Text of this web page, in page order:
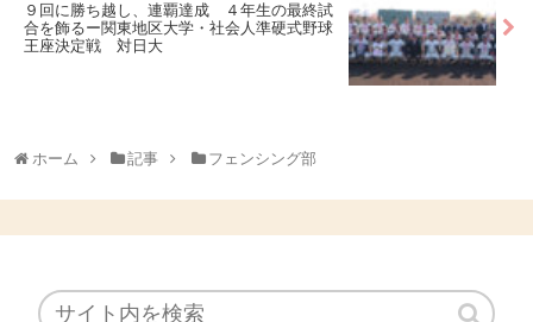
９回に勝ち越し、連覇達成 ４年生の最終試
合を飾るー関東地区大学・社会人準硬式野球
王座決定戦 対日大
ホーム 記事 フェンシング部